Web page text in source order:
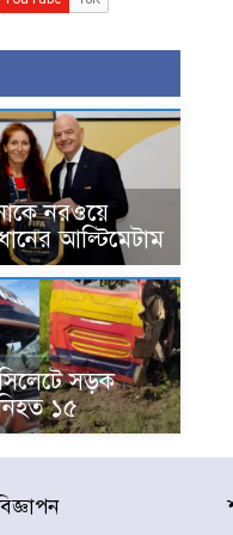
নরওয়ে
আল্টিমেটাম
সড়ক
১৫